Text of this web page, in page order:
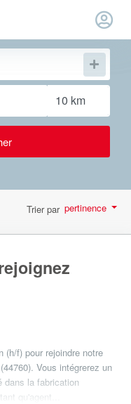
Trier par pertinence
(h/f) pour rejoindre notre
Vous intégrerez un
dans la fabrication
qu'agent...